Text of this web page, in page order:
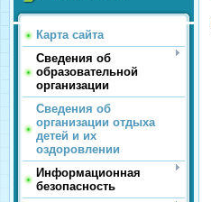
Карта сайта
Сведения об
образовательной
организации
Сведения об
организации отдыха
детей и их
оздоровлении
Информационная
безопасность